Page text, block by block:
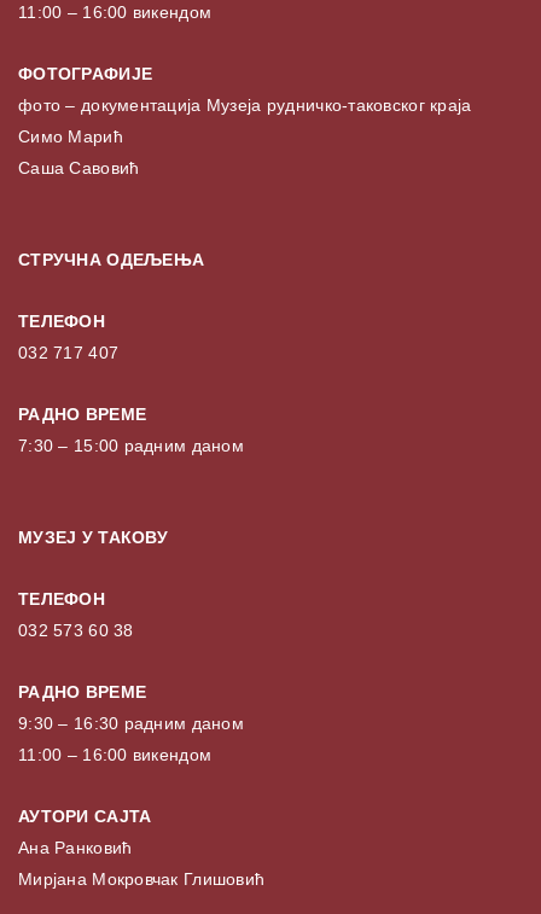
11:00 – 16:00 викендом
ФОТОГРАФИЈЕ
фото – документација Музеја рудничко-таковског краја
Симо Марић
Саша Савовић
СТРУЧНА ОДЕЉЕЊА
ТЕЛЕФОН
032 717 407
РАДНО ВРЕМЕ
7:30 – 15:00 радним даном
МУЗЕЈ У ТАКОВУ
ТЕЛЕФОН
032 573 60 38
РАДНО ВРЕМЕ
9:30 – 16:30 радним даном
11:00 – 16:00 викендом
АУТОРИ САЈТА
Ана Ранковић
Мирјана Мокровчак Глишовић